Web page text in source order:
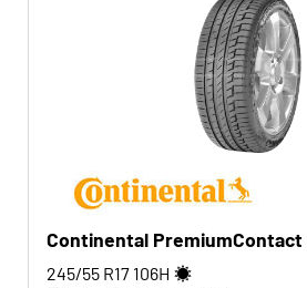
Continental PremiumContact
245/55 R17 106H